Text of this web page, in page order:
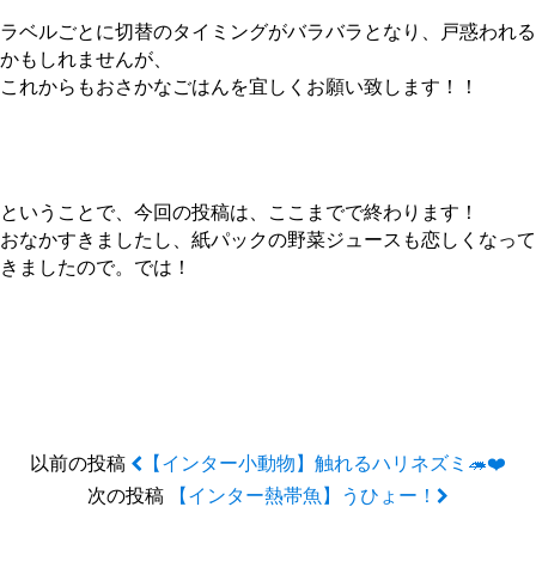
ラベルごとに切替のタイミングがバラバラとなり、戸惑われる
かもしれませんが、
これからもおさかなごはんを宜しくお願い致します！！
ということで、今回の投稿は、ここまでで終わります！
おなかすきましたし、紙パックの野菜ジュースも恋しくなって
きましたので。では！
以前の投稿
【インター小動物】触れるハリネズミ🦔❤️
次の投稿
【インター熱帯魚】うひょー！